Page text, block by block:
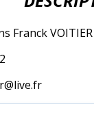
Franck VOITIER